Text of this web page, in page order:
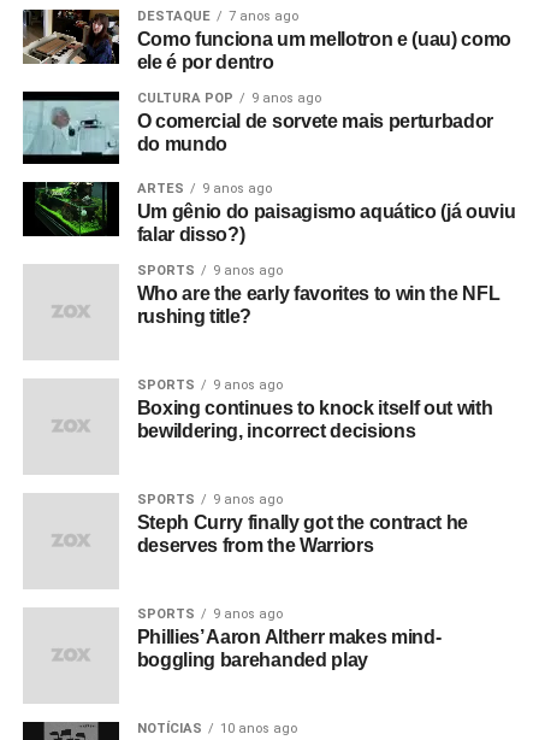
DESTAQUE 7 anos ago
Como funciona um mellotron e (uau) como
ele é por dentro
CULTURA POP 9 anos ago
O comercial de sorvete mais perturbador
do mundo
ARTES 9 anos ago
Um gênio do paisagismo aquático (já ouviu
falar disso?)
SPORTS 9 anos ago
Who are the early favorites to win the NFL
rushing title?
SPORTS 9 anos ago
Boxing continues to knock itself out with
bewildering, incorrect decisions
SPORTS 9 anos ago
Steph Curry finally got the contract he
deserves from the Warriors
SPORTS 9 anos ago
Phillies’ Aaron Altherr makes mind-
boggling barehanded play
NOTÍCIAS 10 anos ago